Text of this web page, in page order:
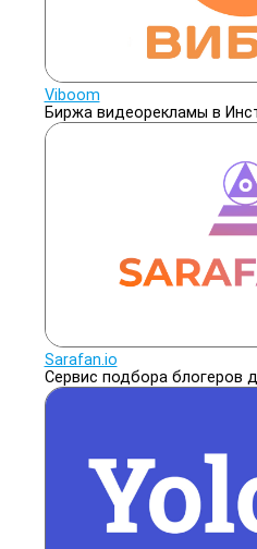
Viboom
Биржа видеорекламы в
Sarafan.io
Сервис подбора блогеров